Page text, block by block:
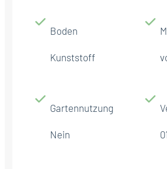
Boden
Kunststoff
Gartennutzung
Nein